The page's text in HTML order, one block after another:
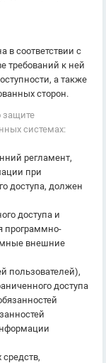
в соответствии с
требований к ней
а также
сторон.
защите
системах:
регламент,
при
доступа, должен
доступа и
программно-
внешние
пользователей),
доступа